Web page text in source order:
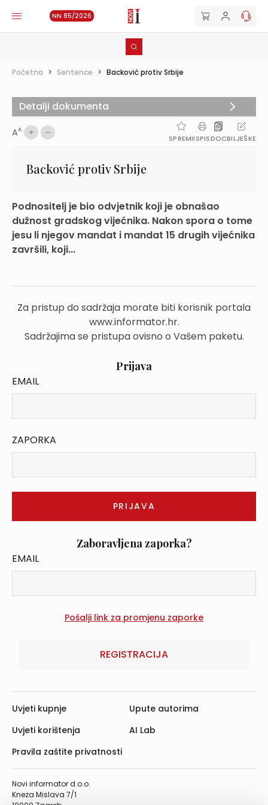
NN 85/2026
Početna > Sentence > Backović protiv Srbije
AA
SPREMIISPISDOCBILJEŠKE
Backović protiv Srbije
Podnositelj je bio odvjetnik koji je obnašao
dužnost gradskog vijećnika. Nakon spora o tome
jesu li njegov mandat i mandat 15 drugih vijećnika
završili, koji...
Za pristup do sadržaja morate biti korisnik portala
www.informator.hr.
Sadržajima se pristupa ovisno o Vašem paketu.
Prijava
EMAIL
ZAPORKA
Zaboravljena zaporka?
EMAIL
REGISTRACIJA
Detalji dokumenta
Novi informator d.o.o.
Kneza Mislava 7/1
Uvjeti kupnje
Uvjeti korištenja
Pravila zaštite privatnosti
Upute autorima
AI Lab